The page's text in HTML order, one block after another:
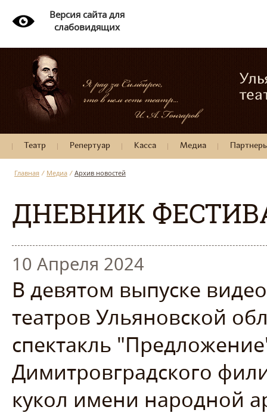
Версия сайта для
слабовидящих
Театр Репертуар Касса Медиа
Главная / Медиа / Архив новостей
ДНЕВНИК
10 Апреля 2024
В девятом выпуске
театров Ульяновской
спектакль
Димитровградского
кукол имени народной